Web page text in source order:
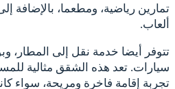
تمارين رياضية، ومطعما، بالإضافة
ألعاب.
تتوفر أيضا خدمة نقل إلى المطار،
سيارات. تعد هذه الشقق مثالية
تجربة إقامة فاخرة ومريحة، سواء